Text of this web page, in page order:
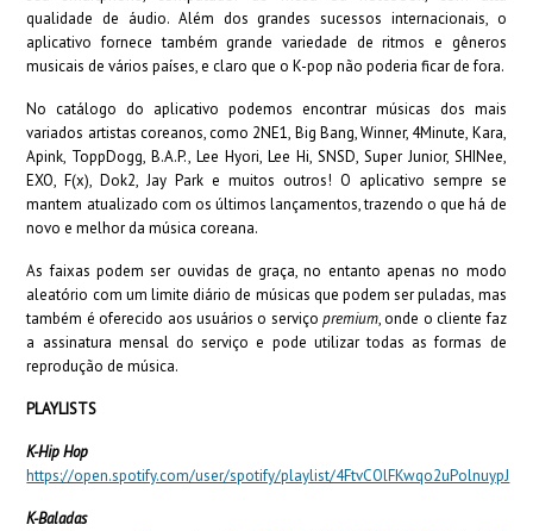
qualidade de áudio. Além dos grandes sucessos internacionais, o
aplicativo fornece também grande variedade de ritmos e gêneros
musicais de vários países, e claro que o K-pop não poderia ficar de fora.
No catálogo do aplicativo podemos encontrar músicas dos mais
variados artistas coreanos, como 2NE1, Big Bang, Winner, 4Minute, Kara,
Apink, ToppDogg, B.A.P., Lee Hyori, Lee Hi, SNSD, Super Junior, SHINee,
EXO, F(x), Dok2, Jay Park e muitos outros! O aplicativo sempre se
mantem atualizado com os últimos lançamentos, trazendo o que há de
novo e melhor da música coreana.
As faixas podem ser ouvidas de graça, no entanto apenas no modo
aleatório com um limite diário de músicas que podem ser puladas, mas
também é oferecido aos usuários o serviçopremium, onde o cliente faz
a assinatura mensal do serviço e pode utilizar todas as formas de
reprodução de música.
PLAYLISTS
K-Hip Hop
https://open.spotify.com/user/spotify/playlist/4FtvCOlFKwqo2uPolnuypJ
K-Baladas